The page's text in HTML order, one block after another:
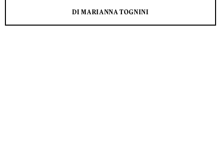
DI MARIANNA TOGNINI